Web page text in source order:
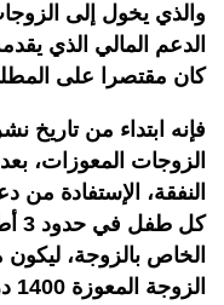
والذي يخول إلى
الدعم المالي الذي
كان مقتصرا على
فإنه ابتداء من تاريخ
الزوجات المعوزات،
الخاص بالزوجة،
الزوجة المعوزة 1400 درهم شهريا.